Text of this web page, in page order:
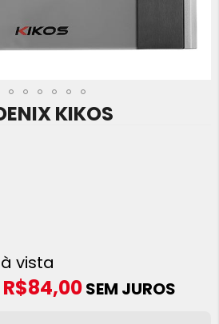
KIKOS
à vista
R$84,00SEM JUROS